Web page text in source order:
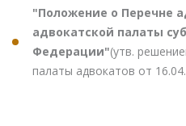
"Положение о Перечне
адвокатской палаты
Федерации"(утв.
палаты адвокатов от